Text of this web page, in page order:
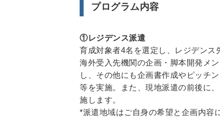
プログラム内容
①レジデンス派遣
育成対象者4名を選定し、レジデンス
海外受入先機関の企画・脚本開発メ
し、その他にも企画書作成やピッチ
等を実施。また、現地派遣の前後に
施します。
*派遣地域はご自身の希望と企画内容